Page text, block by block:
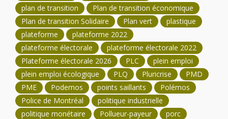
plan de transition
Plan de transition économique
Plan de transition Solidaire
Plan vert
plastique
plateforme
plateforme 2022
plateforme électorale
plateforme électorale 2022
Plateforme électorale 2026
PLC
plein emploi
plein emploi écologique
PLQ Pluricrise
PMD
PME
Podemos points saillants
Polémos
Police de Montréal
politique industrielle
politique monétaire
Pollueur-payeur
porc